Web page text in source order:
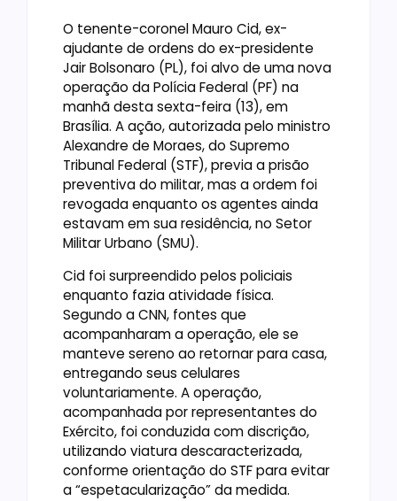
O tenente-coronel Mauro Cid, ex-
ajudante de ordens do ex-presidente
Jair Bolsonaro (PL), foi alvo de uma nova
operação da Polícia Federal (PF) na
manhã desta sexta-feira (13), em
Brasília. A ação, autorizada pelo ministro
Alexandre de Moraes, do Supremo
Tribunal Federal (STF), previa a prisão
preventiva do militar, mas a ordem foi
revogada enquanto os agentes ainda
estavam em sua residência, no Setor
Militar Urbano (SMU).
Cid foi surpreendido pelos policiais
enquanto fazia atividade física.
Segundo a CNN, fontes que
acompanharam a operação, ele se
manteve sereno ao retornar para casa,
entregando seus celulares
voluntariamente. A operação,
acompanhada por representantes do
Exército, foi conduzida com discrição,
utilizando viatura descaracterizada,
conforme orientação do STF para evitar
a “espetacularização” da medida.